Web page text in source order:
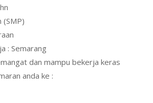
(SMP)
: Semarang
dan mampu bekerja keras
anda ke :